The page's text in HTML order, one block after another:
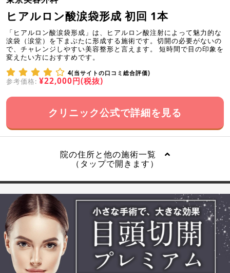
ヒアルロン酸涙袋形成 初回 1本
「ヒアルロン酸涙袋形成」は、ヒアルロン酸注射によって魅力的な
涙袋（涙堂）を下まぶたに形成する施術です。切開の必要がないの
で、チャレンジしやすい美容整形と言えます。 短時間で目の印象を
変えたい方におすすめです。
4(当サイトの口コミ総合評価)
参考価格: ¥22,000円(税抜)
クリニック公式で詳細を見る
院の住所と他の施術一覧
（タップで開きます）